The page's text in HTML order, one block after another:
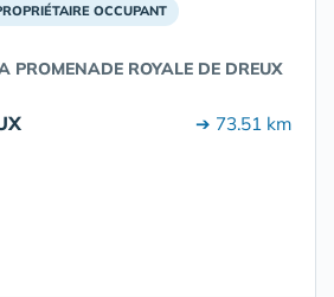
OCCUPANT
PROMENADE ROYALE DE DREUX
➔ 73.51 km